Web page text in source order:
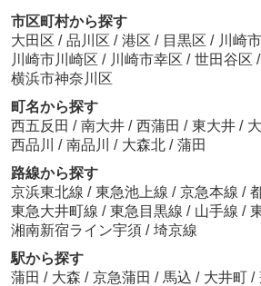
市区町村から探す
大田区 / 品川区 / 港区 / 目黒区 / 川崎
川崎市川崎区 / 川崎市幸区 / 世田谷区 /
横浜市神奈川区
町名から探す
西五反田 / 南大井 / 西蒲田 / 東大井 /
西品川 / 南品川 / 大森北 / 蒲田
路線から探す
京浜東北線 / 東急池上線 / 京急本線 /
東急大井町線 / 東急目黒線 / 山手線 /
湘南新宿ライン宇須 / 埼京線
駅から探す
蒲田 / 大森 / 京急蒲田 / 馬込 / 大井町 /